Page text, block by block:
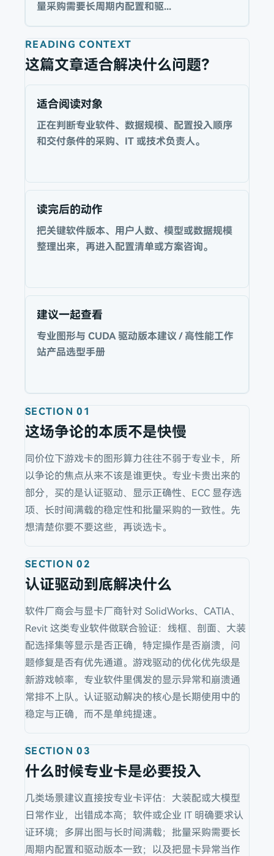
量采购需要长周期内配置和驱...
READING CONTEXT
这篇文章适合解决什么问题？
适合阅读对象
正在判断专业软件、数据规模、配置投入顺序
和交付条件的采购、IT 或技术负责人。
读完后的动作
把关键软件版本、用户人数、模型或数据规模
整理出来，再进入配置清单或方案咨询。
建议一起查看
专业图形与 CUDA 驱动版本建议 / 高性能工作
站产品选型手册
SECTION01
这场争论的本质不是快慢
同价位下游戏卡的图形算力往往不弱于专业卡，所
以争论的焦点从来不该是谁更快。专业卡贵出来的
部分，买的是认证驱动、显示正确性、ECC 显存选
项、长时间满载的稳定性和批量采购的一致性。先
想清楚你要不要这些，再谈选卡。
SECTION02
认证驱动到底解决什么
软件厂商会与显卡厂商针对 SolidWorks、CATIA、
Revit 这类专业软件做联合验证：线框、剖面、大装
配选择集等显示是否正确，特定操作是否崩溃，问
题修复是否有优先通道。游戏驱动的优化优先级是
新游戏帧率，专业软件里偶发的显示异常和崩溃通
常排不上队。认证驱动解决的核心是长期使用中的
稳定与正确，而不是单纯提速。
SECTION03
什么时候专业卡是必要投入
几类场景建议直接按专业卡评估：大装配或大模型
日常作业，出错成本高；软件或企业 IT 明确要求认
证环境；多屏出图与长时间满载；批量采购需要长
周期内配置和驱动版本一致；以及把显卡异常当作